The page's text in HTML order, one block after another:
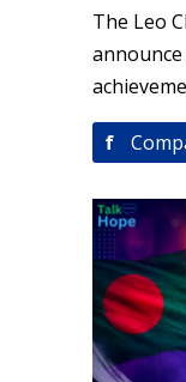
The Leo
f